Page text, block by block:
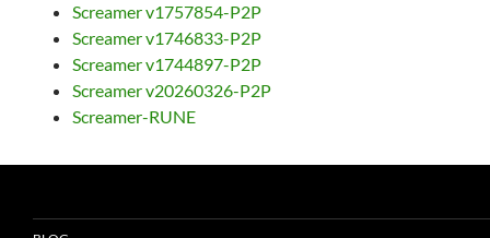
Screamer v1757854-P2P
Screamer v1746833-P2P
Screamer v1744897-P2P
Screamer v20260326-P2P
Screamer-RUNE